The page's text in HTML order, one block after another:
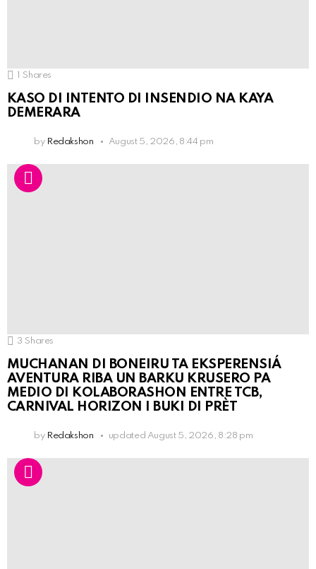
Shares
KASO DI INTENTO DI INSENDIO NA KAYA
DEMERARA
by Redakshon August 5, 2026, 8:44 pm
3 Shares
MUCHANAN DI BONEIRU TA EKSPERENSIÁ
AVENTURA RIBA UN BARKU KRUSERO PA
MEDIO DI KOLABORASHON ENTRE TCB,
CARNIVAL HORIZON I BUKI DI PRÈT
by Redakshon updated August 5, 2026, 8:28 pm